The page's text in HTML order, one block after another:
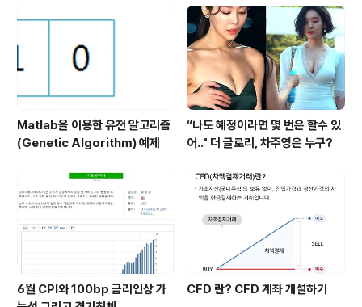
Matlab을 이용한 유전 알고리즘
(Genetic Algorithm) 예제
“나도 혜정이라면 몇 번은 할수 있
어.." 더 글로리, 차주영은 누구?
6월 CPI와 100bp 금리인상 가
CFD 란? CFD 계좌 개설하기